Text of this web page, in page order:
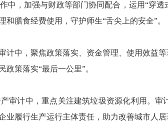
中，加强与财政等部门协同配合，运用“穿
膳食经费使用，守护师生“舌尖上的安全”。
计中，聚焦政策落实、资金管理、使用效益
策落实“最后一公里”。
审计中，重点关注建筑垃圾资源化利用。
履行生产运行主体责任，助力改善城市人居